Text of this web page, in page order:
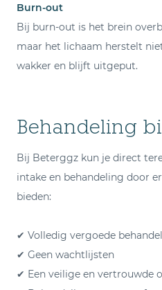
Burn-out
Bij burn-out is het brein
maar het lichaam herstelt
wakker en blijft uitgeput.
Behandeling
Bij Beterggz kun je direct
intake en behandeling door
bieden:
✔ Volledig vergoede
✔ Geen wachtlijsten
✔ Een veilige en vertrouwde